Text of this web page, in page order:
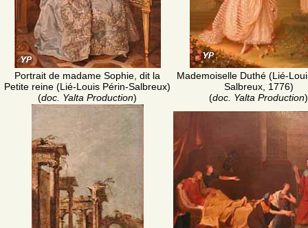
Portrait de madame Sophie, dit la
Petite reine (Lié-Louis Périn-Salbreux)
(doc. Yalta Production)
Mademoiselle Duthé (Lié-
Salbreux, 1776)
(doc. Yalta Production)